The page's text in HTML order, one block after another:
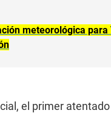
meteorológica
el primer